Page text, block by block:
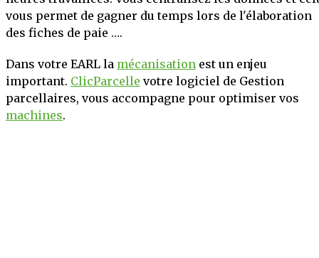
vous permet de gagner du temps lors de l'élaboration
des fiches de paie ….
Dans votre EARL la mécanisation est un enjeu
important. ClicParcelle votre logiciel de Gestion
parcellaires, vous accompagne pour optimiser vos
machines.